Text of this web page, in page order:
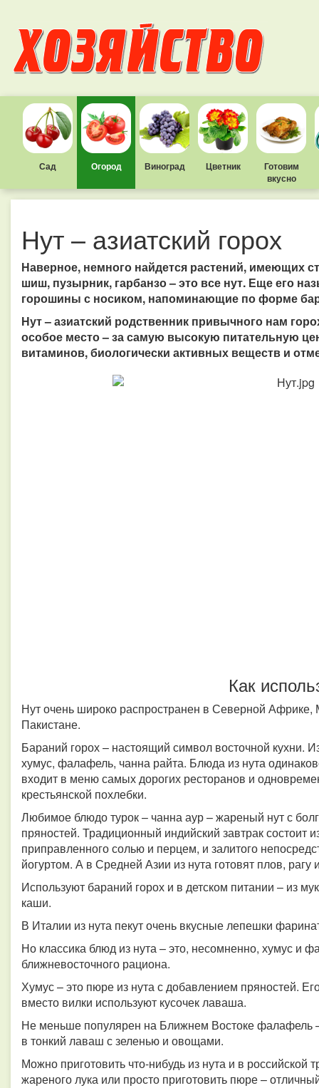
Сад Огород Виноград Цветник
Готовим
вкусно
Нут – азиатский горох
Наверное, немного найдется растений, имеющих
шиш, пузырник, гарбанзо – это все нут. Еще его
горошины с носиком, напоминающие по форме
Нут – азиатский родственник привычного нам
особое место – за самую высокую питательную
витаминов, биологически активных веществ и
Как
Нут очень широко распространен в Северной
Пакистане.
Бараний горох – настоящий символ восточной кухни.
хумус, фалафель, чанна райта. Блюда из нута
входит в меню самых дорогих ресторанов и
крестьянской похлебки.
Любимое блюдо турок – чанна аур – жареный нут с
пряностей. Традиционный индийский завтрак состоит
приправленного солью и перцем, и залитого
йогуртом. А в Средней Азии из нута готовят плов,
Используют бараний горох и в детском питании – из
каши.
В Италии из нута пекут очень вкусные лепешки
Но классика блюд из нута – это, несомненно, хумус и
ближневосточного рациона.
Хумус – это пюре из нута с добавлением пряностей.
вместо вилки используют кусочек лаваша.
Не меньше популярен на Ближнем Востоке фалафель
в тонкий лаваш с зеленью и овощами.
Можно приготовить что-нибудь из нута и в
жареного лука или просто приготовить пюре –